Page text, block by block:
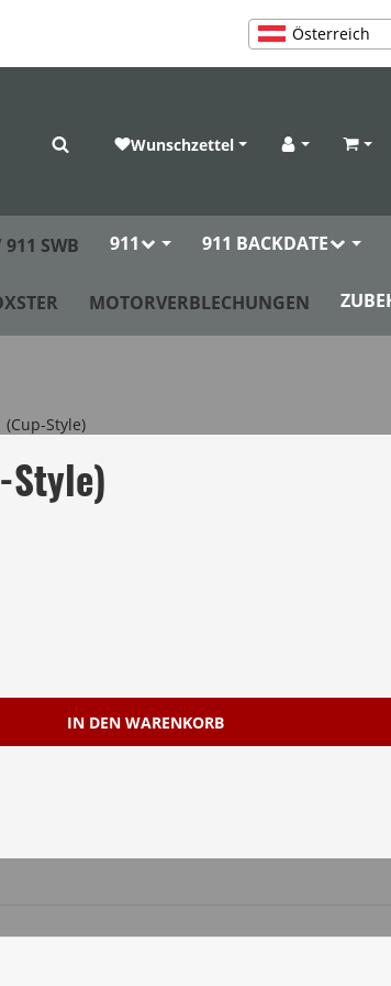
Österreich
Wunschzettel Anmelden
SWB 911 911 BACKDATE
MOTORVERBLECHUNGEN
Style)
IN DEN WARENKORB